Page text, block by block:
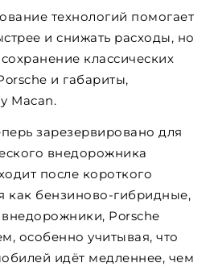
технологий помогает
и снижать расходы, но
классических
и габариты,
Macan.
зарезервировано для
внедорожника
после короткого
как бензиново-гибридные,
внедорожники, Porsche
особенно учитывая, что
идёт медленнее, чем